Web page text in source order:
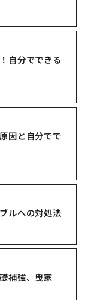
自分でできる
因と自分でで
ルへの対処法
補強、曳家